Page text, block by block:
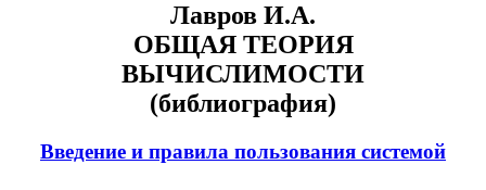
Лавров И.А.
ОБЩАЯ ТЕОРИЯ
ВЫЧИСЛИМОСТИ
(библиография)
Введение и правила пользования системой